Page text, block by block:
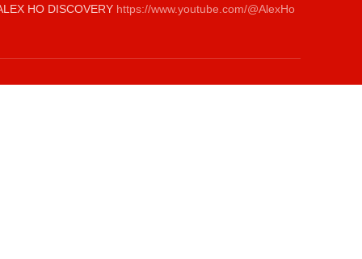
HO DISCOVERY https://www.youtube.com/@AlexHo